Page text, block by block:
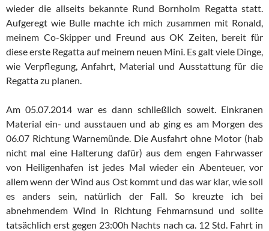
wieder die allseits bekannte Rund Bornholm Regatta statt.
Aufgeregt wie Bulle machte ich mich zusammen mit Ronald,
meinem Co-Skipper und Freund aus OK Zeiten, bereit für
diese erste Regatta auf meinem neuen Mini. Es galt viele Dinge,
wie Verpflegung, Anfahrt, Material und Ausstattung für die
Regatta zu planen.
Am 05.07.2014 war es dann schließlich soweit. Einkranen
Material ein- und ausstauen und ab ging es am Morgen des
06.07 Richtung Warnemünde. Die Ausfahrt ohne Motor (hab
nicht mal eine Halterung dafür) aus dem engen Fahrwasser
von Heiligenhafen ist jedes Mal wieder ein Abenteuer, vor
allem wenn der Wind aus Ost kommt und das war klar, wie soll
es anders sein, natürlich der Fall. So kreuzte ich bei
abnehmendem Wind in Richtung Fehmarnsund und sollte
tatsächlich erst gegen 23:00h Nachts nach ca. 12 Std. Fahrt in